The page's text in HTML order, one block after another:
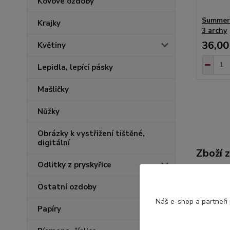
Krajky
Květiny
Lepidla, lepící pásky
Mašličky
Nůžky
Obrázky k vystřižení tištěné,
digitální
Odlitky z pryskyřice
Ostatní ozdoby
Papíry
3 archy
Zboží
Náš e-shop a partneři